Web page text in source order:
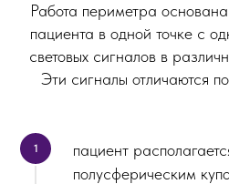
Работа периметра
пациента в одной точке с
световых сигналов в
Эти сигналы отличаются
пациент
полусферическим